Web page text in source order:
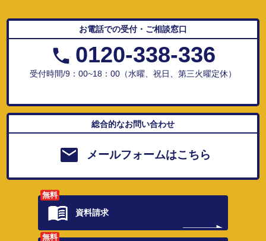
お電話での受付・ご相談窓口
0120-338-336
受付時間/9：00~18：00（水曜、祝日、第三火曜定休）
総合的なお問い合わせ
メールフォームはこちら
無料
資料請求
無料